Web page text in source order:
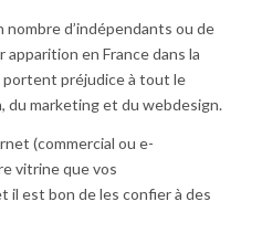
d’indépendants ou de
en France dans la
préjudice à tout le
du marketing et du webdesign.
(commercial ou e-
vitrine que vos
est bon de les confier à des